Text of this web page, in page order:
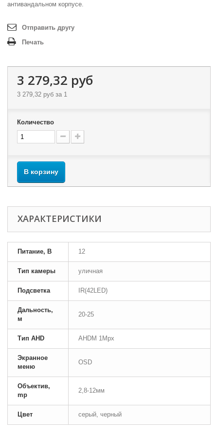
антивандальном корпусе.
Отправить другу
Печать
3 279,32 руб
3 279,32 руб за 1
Количество
В корзину
ХАРАКТЕРИСТИКИ
Питание, В 12
Тип камеры уличная
Подсветка IR(42LED)
Дальность,
м
20-25
Тип AHD AHDM 1Mpx
Экранное
меню
OSD
Объектив,
mp
2,8-12мм
Цвет серый, черный